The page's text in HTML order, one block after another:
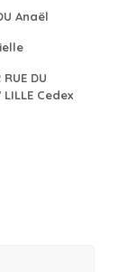
Anaël
RUE DU
Cedex